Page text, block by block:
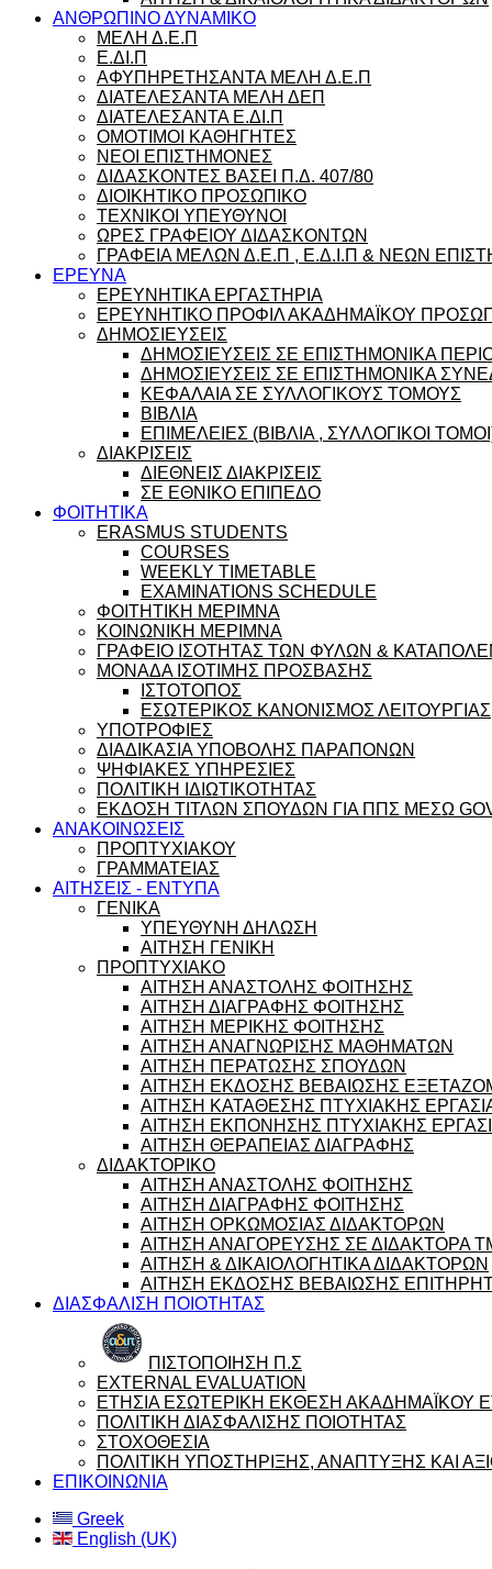
ΑΝΘΡΩΠΙΝΟ ΔΥΝΑΜΙΚΟ
ΜΕΛΗ Δ.Ε.Π
Ε.ΔΙ.Π
ΑΦΥΠΗΡΕΤΗΣΑΝΤΑ ΜΕΛΗ Δ.Ε.Π
ΔΙΑΤΕΛΕΣΑΝΤΑ ΜΕΛΗ ΔΕΠ
ΔΙΑΤΕΛΕΣΑΝΤΑ Ε.ΔΙ.Π
ΟΜΟΤΙΜΟΙ ΚΑΘΗΓΗΤΕΣ
ΝΕΟΙ ΕΠΙΣΤΗΜΟΝΕΣ
ΔΙΔΑΣΚΟΝΤΕΣ ΒΑΣΕΙ Π.Δ. 407/80
ΔΙΟΙΚΗΤΙΚΟ ΠΡΟΣΩΠΙΚΟ
ΤΕΧΝΙΚΟΙ ΥΠΕΥΘΥΝΟΙ
ΩΡΕΣ ΓΡΑΦΕΙΟΥ ΔΙΔΑΣΚΟΝΤΩΝ
ΓΡΑΦΕΙΑ ΜΕΛΩΝ Δ.Ε.Π , Ε.Δ.Ι.Π & ΝΕΩΝ
ΕΡΕΥΝΑ
ΕΡΕΥΝΗΤΙΚΑ ΕΡΓΑΣΤΗΡΙΑ
ΕΡΕΥΝΗΤΙΚΟ ΠΡΟΦΙΛ ΑΚΑΔΗΜΑΪΚΟΥ
ΔΗΜΟΣΙΕΥΣΕΙΣ
ΔΗΜΟΣΙΕΥΣΕΙΣ ΣΕ ΕΠΙΣΤΗΜΟΝΙΚΑ
ΔΗΜΟΣΙΕΥΣΕΙΣ ΣΕ ΕΠΙΣΤΗΜΟΝΙΚΑ
ΚΕΦΑΛΑΙΑ ΣΕ ΣΥΛΛΟΓΙΚΟΥΣ ΤΟΜΟΥΣ
ΒΙΒΛΙΑ
ΕΠΙΜΕΛΕΙΕΣ (ΒΙΒΛΙΑ , ΣΥΛΛΟΓΙΚΟΙ
ΔΙΑΚΡΙΣΕΙΣ
ΔΙΕΘΝΕΙΣ ΔΙΑΚΡΙΣΕΙΣ
ΣΕ ΕΘΝΙΚΟ ΕΠΙΠΕΔΟ
ΦΟΙΤΗΤΙΚΑ
ERASMUS STUDENTS
COURSES
WEEKLY TIMETABLE
EXAMINATIONS SCHEDULE
ΦΟΙΤΗΤΙΚΗ ΜΕΡΙΜΝΑ
ΚΟΙΝΩΝΙΚΗ ΜΕΡΙΜΝΑ
ΓΡΑΦΕΙΟ ΙΣΟΤΗΤΑΣ ΤΩΝ ΦΥΛΩΝ &
ΜΟΝΑΔΑ ΙΣΟΤΙΜΗΣ ΠΡΟΣΒΑΣΗΣ
ΙΣΤΟΤΟΠΟΣ
ΕΣΩΤΕΡΙΚΟΣ ΚΑΝΟΝΙΣΜΟΣ ΛΕΙΤΟΥΡΓΙΑΣ
ΥΠΟΤΡΟΦΙΕΣ
ΔΙΑΔΙΚΑΣΙΑ ΥΠΟΒΟΛΗΣ ΠΑΡΑΠΟΝΩΝ
ΨΗΦΙΑΚΕΣ ΥΠΗΡΕΣΙΕΣ
ΠΟΛΙΤΙΚΗ ΙΔΙΩΤΙΚΟΤΗΤΑΣ
ΕΚΔΟΣΗ ΤΙΤΛΩΝ ΣΠΟΥΔΩΝ ΓΙΑ ΠΠΣ ΜΕΣΩ
ΑΝΑΚΟΙΝΩΣΕΙΣ
ΠΡΟΠΤΥΧΙΑΚΟΥ
ΓΡΑΜΜΑΤΕΙΑΣ
ΑΙΤΗΣΕΙΣ - ΕΝΤΥΠΑ
ΓΕΝΙΚΑ
ΥΠΕΥΘΥΝΗ ΔΗΛΩΣΗ
ΑΙΤΗΣΗ ΓΕΝΙΚΗ
ΠΡΟΠΤΥΧΙΑΚΟ
ΑΙΤΗΣΗ ΑΝΑΣΤΟΛΗΣ ΦΟΙΤΗΣΗΣ
ΑΙΤΗΣΗ ΔΙΑΓΡΑΦΗΣ ΦΟΙΤΗΣΗΣ
ΑΙΤΗΣΗ ΜΕΡΙΚΗΣ ΦΟΙΤΗΣΗΣ
ΑΙΤΗΣΗ ΑΝΑΓΝΩΡΙΣΗΣ ΜΑΘΗΜΑΤΩΝ
ΑΙΤΗΣΗ ΠΕΡΑΤΩΣΗΣ ΣΠΟΥΔΩΝ
ΑΙΤΗΣΗ ΕΚΔΟΣΗΣ ΒΕΒΑΙΩΣΗΣ
ΑΙΤΗΣΗ ΚΑΤΑΘΕΣΗΣ ΠΤΥΧΙΑΚΗΣ
ΑΙΤΗΣΗ ΕΚΠΟΝΗΣΗΣ ΠΤΥΧΙΑΚΗΣ
ΑΙΤΗΣΗ ΘΕΡΑΠΕΙΑΣ ΔΙΑΓΡΑΦΗΣ
ΔΙΔΑΚΤΟΡΙΚΟ
ΑΙΤΗΣΗ ΑΝΑΣΤΟΛΗΣ ΦΟΙΤΗΣΗΣ
ΑΙΤΗΣΗ ΔΙΑΓΡΑΦΗΣ ΦΟΙΤΗΣΗΣ
ΑΙΤΗΣΗ ΟΡΚΩΜΟΣΙΑΣ ΔΙΔΑΚΤΟΡΩΝ
ΑΙΤΗΣΗ ΑΝΑΓΟΡΕΥΣΗΣ ΣΕ ΔΙΔΑΚΤΟΡΑ
ΑΙΤΗΣΗ & ΔΙΚΑΙΟΛΟΓΗΤΙΚΑ ΔΙΔΑΚΤΟΡΩΝ
ΑΙΤΗΣΗ ΕΚΔΟΣΗΣ ΒΕΒΑΙΩΣΗΣ
ΔΙΑΣΦΑΛΙΣΗ ΠΟΙΟΤΗΤΑΣ
ΠΙΣΤΟΠΟΙΗΣΗ Π.Σ
EXTERNAL EVALUATION
ΕΤΗΣΙΑ ΕΣΩΤΕΡΙΚΗ ΕΚΘΕΣΗ ΑΚΑΔΗΜΑΪΚΟΥ
ΠΟΛΙΤΙΚΗ ΔΙΑΣΦΑΛΙΣΗΣ ΠΟΙΟΤΗΤΑΣ
ΣΤΟΧΟΘΕΣΙΑ
ΠΟΛΙΤΙΚΗ ΥΠΟΣΤΗΡΙΞΗΣ, ΑΝΑΠΤΥΞΗΣ ΚΑΙ
ΕΠΙΚΟΙΝΩΝΙΑ
Greek
English (UK)